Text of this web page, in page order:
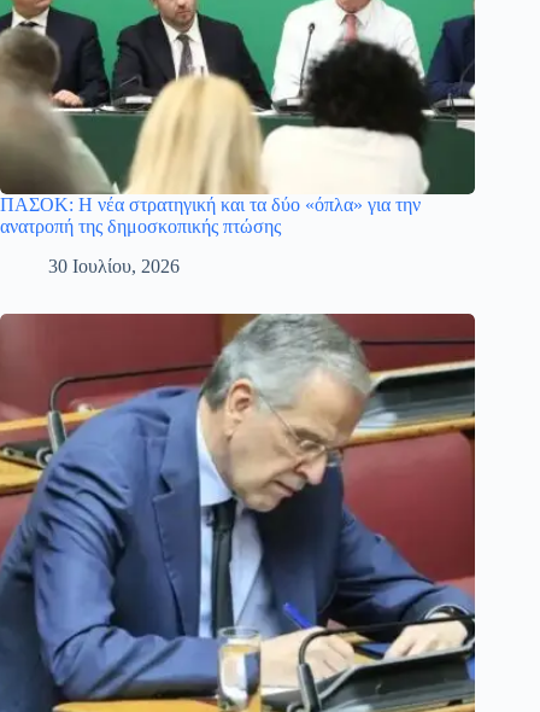
ΠΑΣΟΚ: Η νέα στρατηγική και τα δύο «όπλα» για την
ανατροπή της δημοσκοπικής πτώσης
30 Ιουλίου, 2026